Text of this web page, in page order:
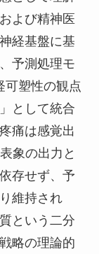
よび精神医
経基盤に基
予測処理モ
可塑性の観点
として統合
痛は感覚出
象の出力と
存せず、予
維持され
という二分
略の理論的